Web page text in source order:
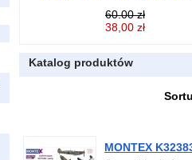
60.00 zł
38,00 zł
Katalog produktów
MONTEX